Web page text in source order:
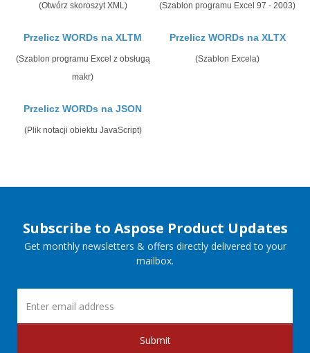
(Otwórz skoroszyt XML) (Szablon programu Excel 97 - 2003)
Przelicz WORDs na XLTM
(Szablon programu Excel z obsługą
makr)
Przelicz WORDs na XLTX
(Szablon Excela)
Przelicz WORDs na JSON
(Plik notacji obiektu JavaScript)
Subscribe to Aspose Product Updates
Get monthly newsletters & offers directly delivered to your
mailbox.
Submit